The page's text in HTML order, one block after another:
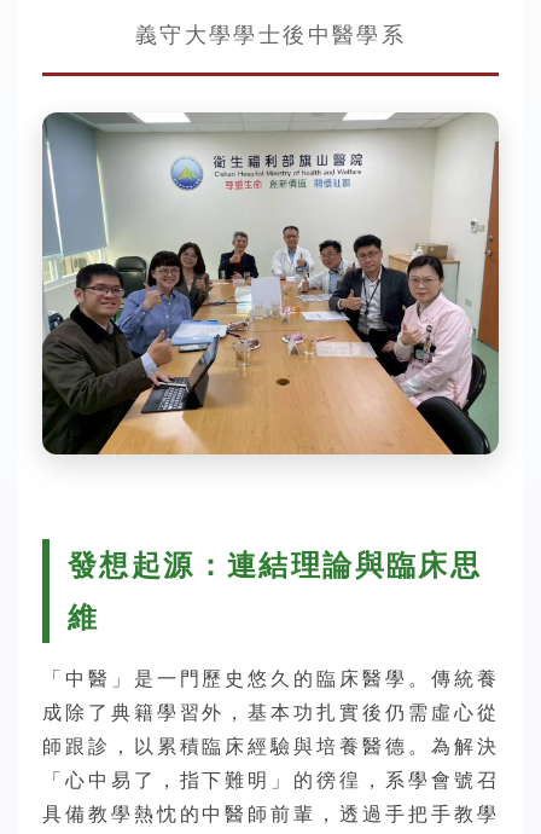
義守大學學士後中醫學系
發想起源：連結理論與臨床思
維
「中醫」是一門歷史悠久的臨床醫學。傳統養
成除了典籍學習外，基本功扎實後仍需虛心從
師跟診，以累積臨床經驗與培養醫德。為解決
「心中易了，指下難明」的徬徨，系學會號召
具備教學熱忱的中醫師前輩，透過手把手教學